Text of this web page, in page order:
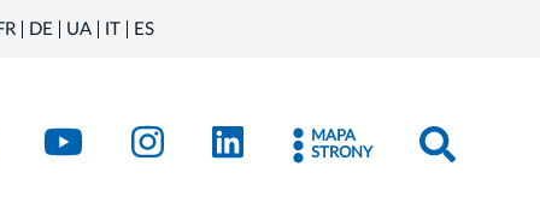
DE UA IT ES
Kraków - X
Kraków - YouTube
Kraków - Instagram
Kraków - LinkedIn
MAPA
STRONY